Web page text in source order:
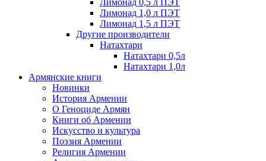
Лимонад 0,5 л ПЭТ
Лимонад 1,0 л ПЭТ
Лимонад 1,5 л ПЭТ
Другие производители
Натахтари
Натахтари 0,5л
Натахтари 1,0л
Армянские книги
Новинки
История Армении
О Геноциде Армян
Книги об Армении
Иcкусство и культура
Поэзия Армении
Религия Армении